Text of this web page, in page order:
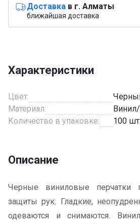
Доставка в г. Алматы
ближайшая доставка
Характеристики
Цвет:
Материал:
Количество в упаковке:
100 шт.
Описание
Черные виниловые перчатки
защиты рук. Гладкие,
одеваются и снимаются.